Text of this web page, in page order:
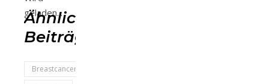
geladen...
Ähnliche
Beiträge
Breastcancer